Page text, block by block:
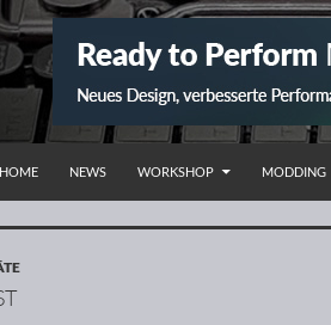
HOME
NEWS WORKSHOP MODDING